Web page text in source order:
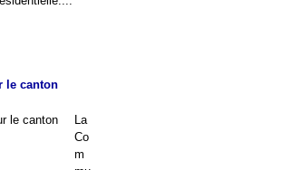
le canton
La
Co
m